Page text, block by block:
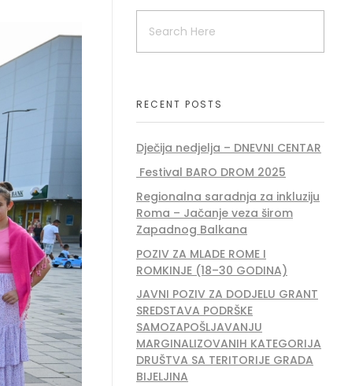
RECENT POSTS
Dječija nedjelja – DNEVNI CENTAR
Festival BARO DROM 2025
Regionalna saradnja za inkluziju
Roma – Jačanje veza širom
Zapadnog Balkana
POZIV ZA MLADE ROME I
ROMKINJE (18–30 GODINA)
JAVNI POZIV ZA DODJELU GRANT
SREDSTAVA PODRŠKE
SAMOZAPOŠLJAVANJU
MARGINALIZOVANIH KATEGORIJA
DRUŠTVA SA TERITORIJE GRADA
BIJELJINA